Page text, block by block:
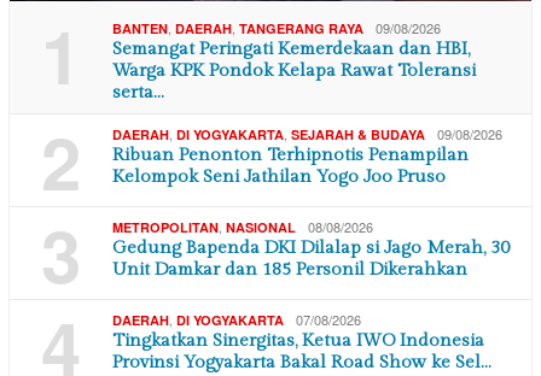
1 BANTEN DAERAH TANGERANG RAYA 09/08/2026
Semangat Peringati Kemerdekaan dan HBI,
Warga KPK Pondok Kelapa Rawat Toleransi
serta…
2 DAERAH DI YOGYAKARTA SEJARAH & BUDAYA 09/08/2026
Ribuan Penonton Terhipnotis Penampilan
Kelompok Seni Jathilan Yogo Joo Pruso
3 METROPOLITAN NASIONAL 08/08/2026
Gedung Bapenda DKI Dilalap si Jago Merah, 30
Unit Damkar dan 185 Personil Dikerahkan
4 DAERAH DI YOGYAKARTA 07/08/2026
Tingkatkan Sinergitas, Ketua IWO Indonesia
Provinsi Yogyakarta Bakal Road Show ke Sel…